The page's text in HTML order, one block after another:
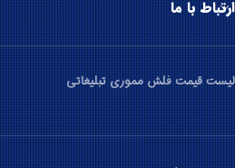
ارتباط با ما
لیست قیمت فلش مموری تبلیغاتی